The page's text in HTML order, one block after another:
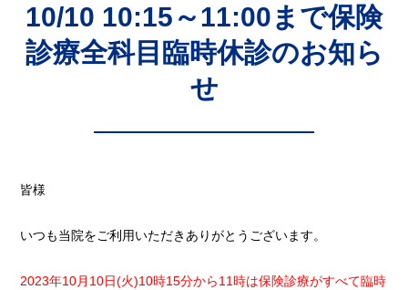
10/10 10:15～11:00まで保険
診療全科目臨時休診のお知ら
せ
皆様
いつも当院をご利用いただきありがとうございます。
2023年10月10日(火)10時15分から11時は保険診療がすべて臨時